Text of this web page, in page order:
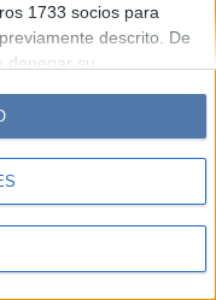
1733 socios para
descrito. De
denegar su
su consentimiento.
de sus datos
pero usted
Sus
en cualquier